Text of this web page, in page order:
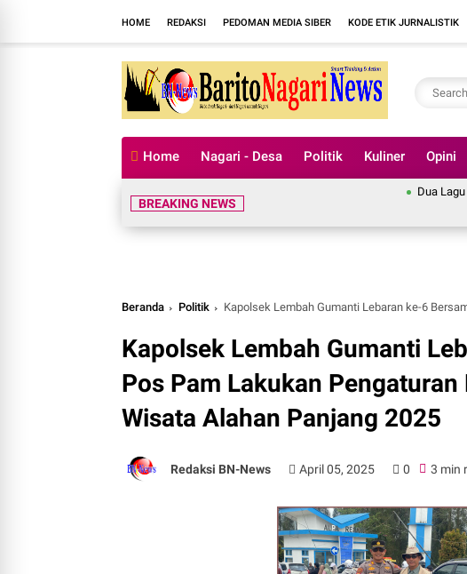
HOME REDAKSI PEDOMAN MEDIA SIBER KODE ETIK JURNALISTIK
Home Nagari - Desa Politik Kuliner Opini
BREAKING NEWS
Dua Lagu Karya
Beranda Politik Kapolsek Lembah Gumanti Lebaran ke-6 Bersama Personil
Kapolsek Lembah Gumanti
Pos Pam Lakukan
Wisata Alahan Panjang 2025
Redaksi BN-News April 05, 2025 0 3 min